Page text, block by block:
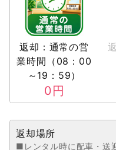
返却：通常の営
業時間（08：00
～19：59）
0円
返却場所
■レンタル時に配車・送